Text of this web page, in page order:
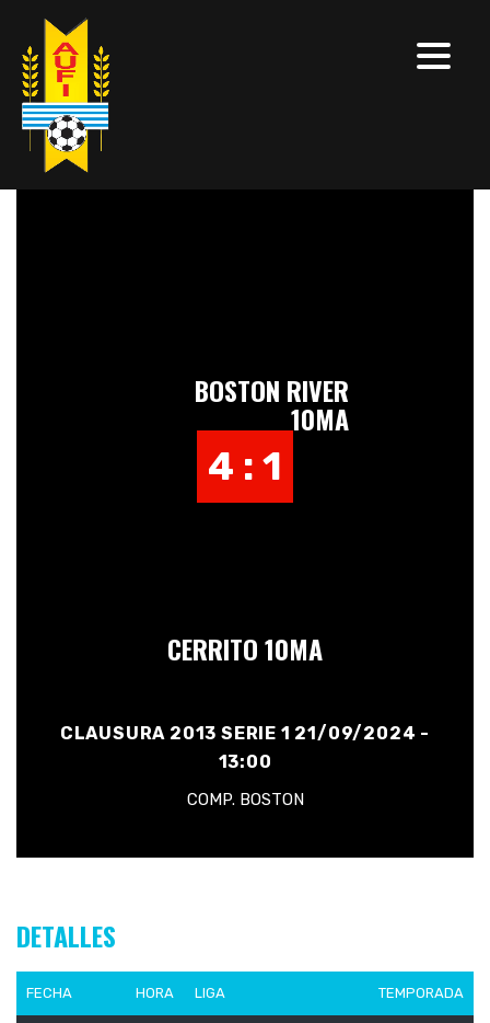
BOSTON RIVER
10MA
4 : 1
CERRITO 10MA
CLAUSURA 2013 SERIE 1 21/09/2024 -
13:00
COMP. BOSTON
DETALLES
FECHA HORA LIGA TEMPORADA